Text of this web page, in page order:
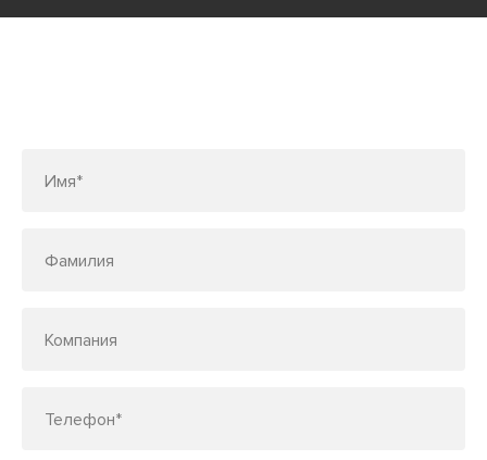
Имя*
Фамилия
Компания
Телефон*